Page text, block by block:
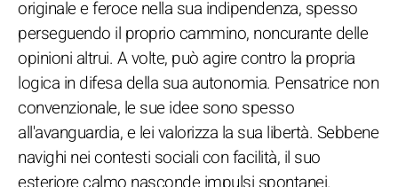
originale e feroce nella sua indipendenza, spesso
perseguendo il proprio cammino, noncurante delle
opinioni altrui. A volte, può agire contro la propria
logica in difesa della sua autonomia. Pensatrice non
convenzionale, le sue idee sono spesso
all'avanguardia, e lei valorizza la sua libertà. Sebbene
navighi nei contesti sociali con facilità, il suo